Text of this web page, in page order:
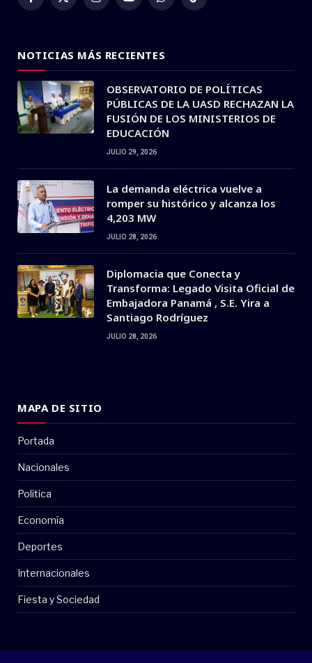
Facebook
X
InstagramYouTubeWhatsAppTikTok
NOTICIAS MÁS RECIENTES
OBSERVATORIO DE POLÍTICAS
PÚBLICAS DE LA UASD RECHAZAN LA
FUSIÓN DE LOS MINISTERIOS DE
EDUCACIÓN
JULIO 29, 2026
La demanda eléctrica vuelve a
romper su histórico y alcanza los
4,203 MW
JULIO 28, 2026
Diplomacia que Conecta y
Transforma: Legado Visita Oficial de
Embajadora Panamá , S.E. Yira a
Santiago Rodríguez
JULIO 28, 2026
MAPA DE SITIO
Portada
Nacionales
Politica
Economía
Deportes
Internacionales
Fiesta y Sociedad